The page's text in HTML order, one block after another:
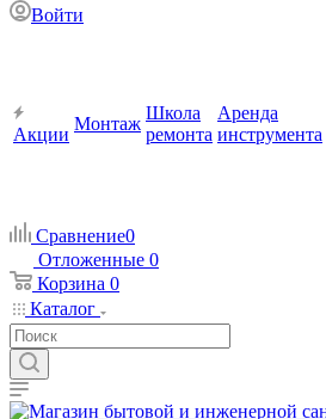
Войти
Акции
Монтаж
Школа
ремонта
Аренда
инструмента
Сравнение0
Отложенные 0
Корзина 0
Каталог